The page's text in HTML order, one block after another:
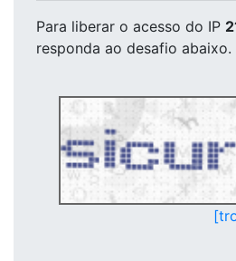
Para liberar o acesso do IP
responda ao desafio abaixo.